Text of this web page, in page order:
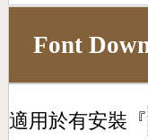
Font
適用於有安裝『